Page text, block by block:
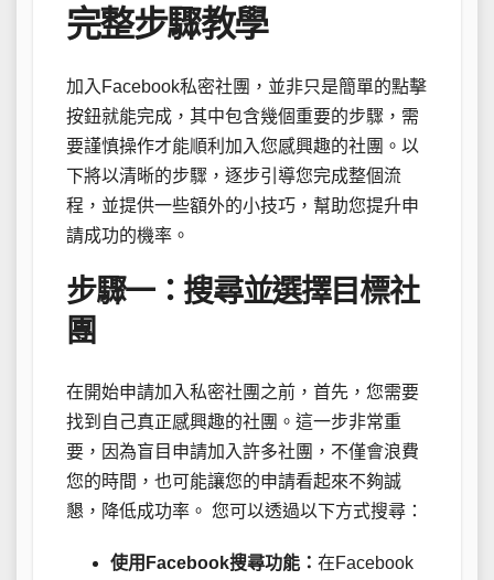
完整步驟教學
加入Facebook私密社團，並非只是簡單的點擊
按鈕就能完成，其中包含幾個重要的步驟，需
要謹慎操作才能順利加入您感興趣的社團。以
下將以清晰的步驟，逐步引導您完成整個流
程，並提供一些額外的小技巧，幫助您提升申
請成功的機率。
步驟一：搜尋並選擇目標社
團
在開始申請加入私密社團之前，首先，您需要
找到自己真正感興趣的社團。這一步非常重
要，因為盲目申請加入許多社團，不僅會浪費
您的時間，也可能讓您的申請看起來不夠誠
懇，降低成功率。 您可以透過以下方式搜尋：
使用Facebook搜尋功能： 在Facebook